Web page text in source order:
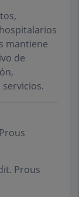
mantiene
de
Prous